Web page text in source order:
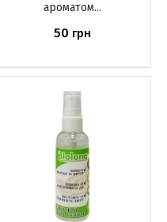
ароматом...
50 грн